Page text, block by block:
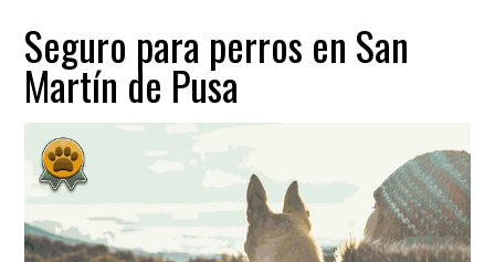
Seguro para perros en San
Martín de Pusa